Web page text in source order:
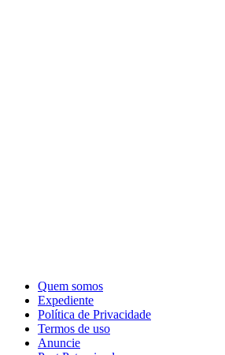
Quem somos
Expediente
Política de Privacidade
Termos de uso
Anuncie